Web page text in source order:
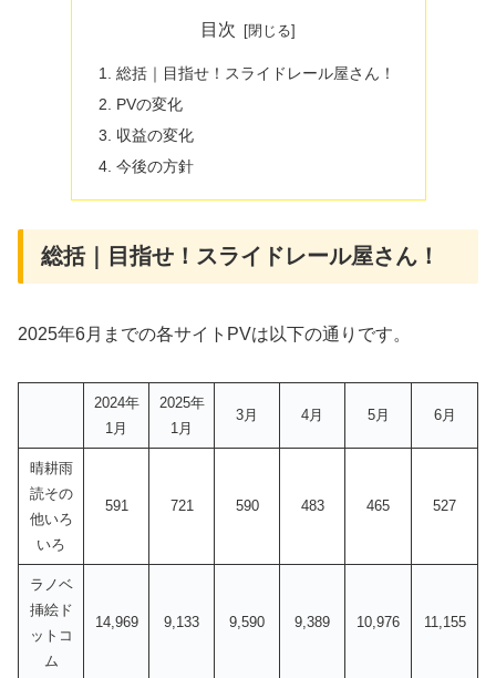
目次
総括｜目指せ！スライドレール屋さん！
PVの変化
収益の変化
今後の方針
総括｜目指せ！スライドレール屋さん！
2025年6月までの各サイトPVは以下の通りです。
2024年
1月
2025年
1月
3月 4月 5月 6月
晴耕雨
読その
他いろ
いろ
591 721 590 483 465 527
ラノベ
挿絵ド
ットコ
ム
14,969 9,133 9,590 9,389 10,976 11,155